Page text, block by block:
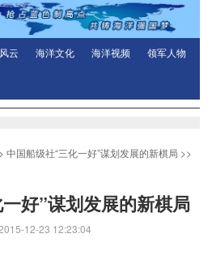
云 海洋文化 海洋视频 领军人物
中国船级社“三化一好”谋划发展的新棋局 >>
好”谋划发展的新棋局
12-23 12:23:04